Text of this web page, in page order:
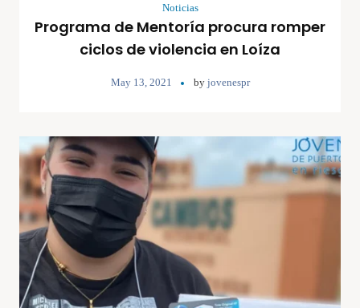
Noticias
Programa de Mentoría procura romper
ciclos de violencia en Loíza
May 13, 2021 by jovenespr